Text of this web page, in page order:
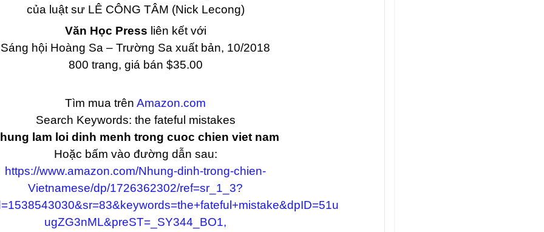
của luật sư LÊ CÔNG TÂM (Nick Lecong)
Văn Học Press liên kết với
Sáng hội Hoàng Sa – Trường Sa xuất bản, 10/2018
800 trang, giá bán $35.00
Tìm mua trênAmazon.com
Search Keywords: the fateful mistakes
lam loi dinh menh trong cuoc chien viet nam
Hoặc bấm vào đường dẫn sau:
https://www.amazon.com/Nhung-dinh-trong-chien-
Vietnamese/dp/1726362302/ref=sr_1_3?
ugZG3nML&preST=_SY344_BO1,